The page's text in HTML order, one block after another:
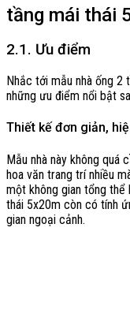
tầng mái thái
2.1. Ưu điểm
Nhắc tới mẫu nhà ống
những ưu điểm nổi bật
Thiết kế đơn giản,
Mẫu nhà này không quá
hoa văn trang trí nhiều
một không gian tổng thể
thái 5x20m còn có tính
gian ngoại cảnh.